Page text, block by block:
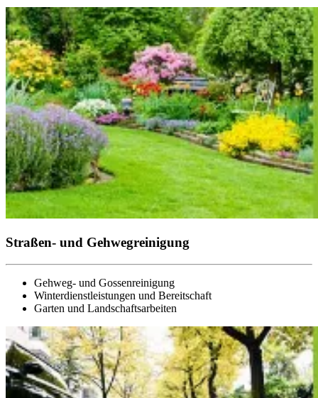
Straßen- und Gehwegreinigung
Gehweg- und Gossenreinigung
Winterdienstleistungen und Bereitschaft
Garten und Landschaftsarbeiten